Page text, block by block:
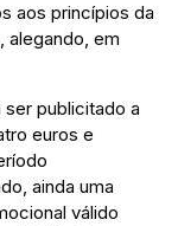
aos princípios da
alegando, em
publicitado a
euros e
ainda uma
válido